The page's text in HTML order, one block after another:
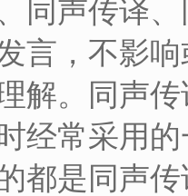
同声传译
言，不影
解。同声
经常采用
都是同声